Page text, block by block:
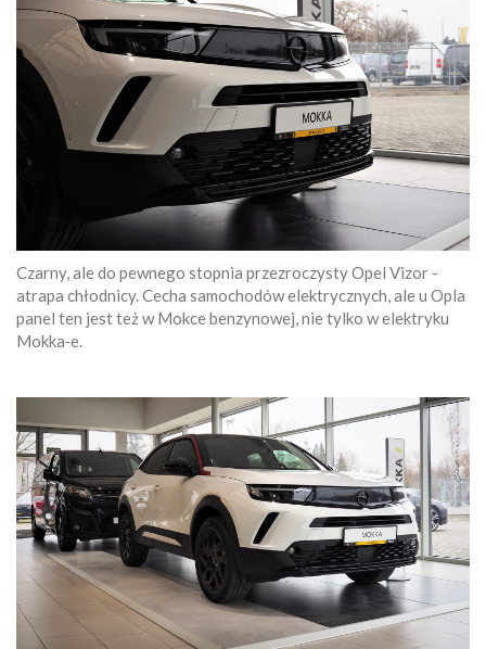
Czarny, ale do pewnego stopnia przezroczysty Opel Vizor -
atrapa chłodnicy. Cecha samochodów elektrycznych, ale u Opla
panel ten jest też w Mokce benzynowej, nie tylko w elektryku
Mokka‑e.